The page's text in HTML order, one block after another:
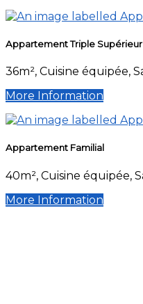
Appartement Triple Supérieur
36m², Cuisine équipée,
More Information
Appartement Familial
40m², Cuisine équipée,
More Information